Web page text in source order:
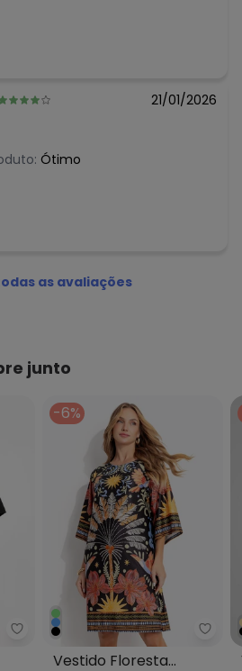
21/01/2026
Ótimo
as avaliações
junto
Colcci - Vestido Preto
-6%
Vestido Floresta